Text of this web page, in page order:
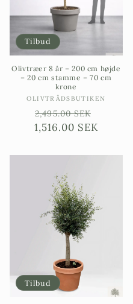
Tilbud
Olivtræer 8 år – 200 cm højde
– 20 cm stamme – 70 cm
krone
Sælgere:
OLIVTRÄDSBUTIKEN
Ordinarie
pris
2,495.00 SEK
1,516.00 SEK
Tilbud